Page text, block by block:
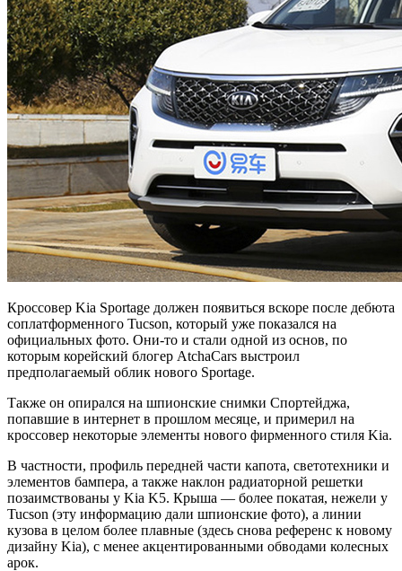
Кроссовер Kia Sportage должен появиться вскоре после дебюта
соплатформенного Tucson, который уже показался на
официальных фото. Они-то и стали одной из основ, по
которым корейский блогер AtchaCars выстроил
предполагаемый облик нового Sportage.
Также он опирался на шпионские снимки Спортейджа,
попавшие в интернет в прошлом месяце, и примерил на
кроссовер некоторые элементы нового фирменного стиля Kia.
В частности, профиль передней части капота, светотехники и
элементов бампера, а также наклон радиаторной решетки
позаимствованы у Kia K5. Крыша — более покатая, нежели у
Tucson (эту информацию дали шпионские фото), а линии
кузова в целом более плавные (здесь снова референс к новому
дизайну Kia), с менее акцентированными обводами колесных
арок.